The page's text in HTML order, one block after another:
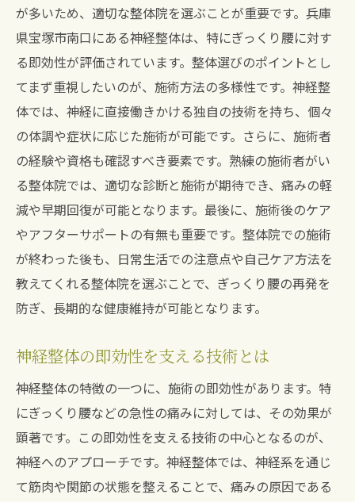
ぎっくり腰が早く治る神経整体のメカニズ
ム
整体師が語るぎっくり腰克服への道
神経整体で痛みからの解放を実感
スピード回復を促す整体のアプローチ
整体施術後の注意点とケア方法
ぎっくり腰を防ぐための整体の活用法
神経整体によるぎっくり腰対策宝塚市南口での
成功事例
神経整体で改善されたぎっくり腰の成功事
例
宝塚市南口の整体院利用者の声
施術前後で変わるぎっくり腰の状態
成功事例から学ぶぎっくり腰対策
ぎっくり腰改善のための地域密着型アプロ
ーチ
整体と生活習慣の見直しでぎっくり腰を未然に
防ぐ
が多いため、適切な整体院を選ぶことが重要です。兵庫
県宝塚市南口にある神経整体は、特にぎっくり腰に対す
る即効性が評価されています。整体選びのポイントとし
てまず重視したいのが、施術方法の多様性です。神経整
体では、神経に直接働きかける独自の技術を持ち、個々
の体調や症状に応じた施術が可能です。さらに、施術者
の経験や資格も確認すべき要素です。熟練の施術者がい
る整体院では、適切な診断と施術が期待でき、痛みの軽
減や早期回復が可能となります。最後に、施術後のケア
やアフターサポートの有無も重要です。整体院での施術
が終わった後も、日常生活での注意点や自己ケア方法を
教えてくれる整体院を選ぶことで、ぎっくり腰の再発を
防ぎ、長期的な健康維持が可能となります。
神経整体の即効性を支える技術とは
神経整体の特徴の一つに、施術の即効性があります。特
にぎっくり腰などの急性の痛みに対しては、その効果が
顕著です。この即効性を支える技術の中心となるのが、
神経へのアプローチです。神経整体では、神経系を通じ
て筋肉や関節の状態を整えることで、痛みの原因である